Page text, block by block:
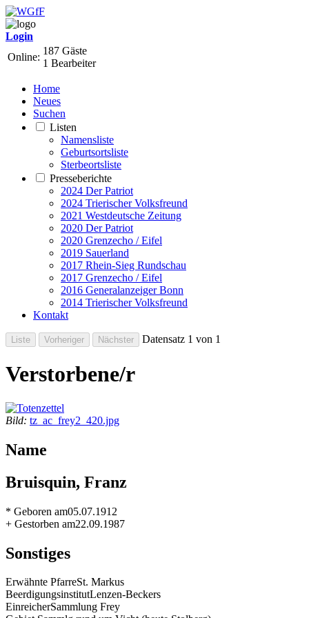
Login
Online:
187 Gäste
1 Bearbeiter
Home
Neues
Suchen
Listen
Namensliste
Geburtsortsliste
Sterbeortsliste
Presseberichte
2024 Der Patriot
2024 Trierischer Volksfreund
2021 Westdeutsche Zeitung
2020 Der Patriot
2020 Grenzecho / Eifel
2019 Sauerland
2017 Rhein-Sieg Rundschau
2017 Grenzecho / Eifel
2016 Generalanzeiger Bonn
2014 Trierischer Volksfreund
Kontakt
Datensatz 1 von 1
Verstorbene/r
Bild: tz_ac_frey2_420.jpg
Name
Bruisquin, Franz
* Geboren am05.07.1912
+ Gestorben am22.09.1987
Sonstiges
Erwähnte PfarreSt. Markus
BeerdigungsinstitutLenzen-Beckers
EinreicherSammlung Frey